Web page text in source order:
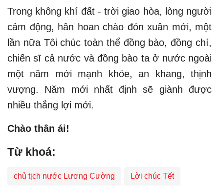
Trong không khí đất - trời giao hòa, lòng người
cảm động, hân hoan chào đón xuân mới, một
lần nữa Tôi chúc toàn thể đồng bào, đồng chí,
chiến sĩ cả nước và đồng bào ta ở nước ngoài
một năm mới mạnh khỏe, an khang, thịnh
vượng. Năm mới nhất định sẽ giành được
nhiều thắng lợi mới.
Chào thân ái!
Từ khoá:
chủ tịch nước Lương Cường Lời chúc Tết